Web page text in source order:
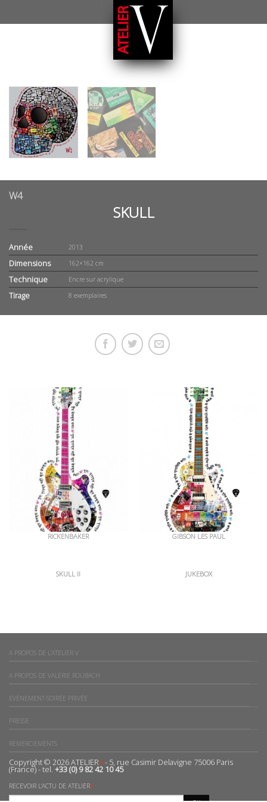
W4
SKULL
Année 2013
Dimensions 162×162 cm
Technique Encre sur acrylique
Tirage 8 exemplaires
RICKENBAKER GIBSON LES PAUL
SKULL II JUKEBOX
A PROPOS DE L’ATELIER V
A PROPOS DE VALÉRIE ROUBACH
EVÈNEMENT-SOIRÉE PRIVÉE
PRESSE
REMERCIEMENTS
Copyright © 2026 ATELIERV- 5, rue Casimir Delavigne 75006 Paris
(France) - tel. +33 (0) 9 82 42 10 45
RECEVOIR L'ACTU DE ATELIERV